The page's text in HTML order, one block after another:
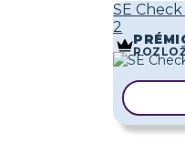
SE
2